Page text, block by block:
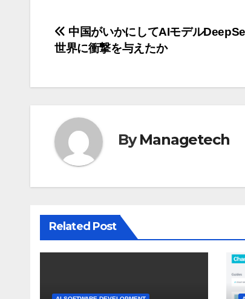
投
稿
ナ
ゲ
ー
シ
ョ
ン
中国がいかにしてAIモデル
世界に衝撃を与えたか
ByManagetech
Related Post